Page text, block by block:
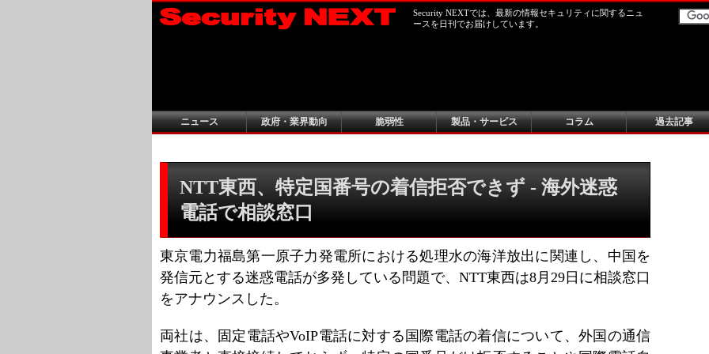
Security NEXTでは、最新の情報セキュリティに関するニュ
ースを日刊でお届けしています。
ニュース 政府・業界動向 脆弱性 製品・サービス コラム 過去記事
NTT東西、特定国番号の着信拒否できず - 海外迷惑
電話で相談窓口
東京電力福島第一原子力発電所における処理水の海洋放出に関連し、中国を
発信元とする迷惑電話が多発している問題で、NTT東西は8月29日に相談窓口
をアナウンスした。
両社は、固定電話やVoIP電話に対する国際電話の着信について、外国の通信